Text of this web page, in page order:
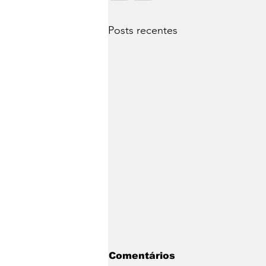
Posts recentes
Comentários